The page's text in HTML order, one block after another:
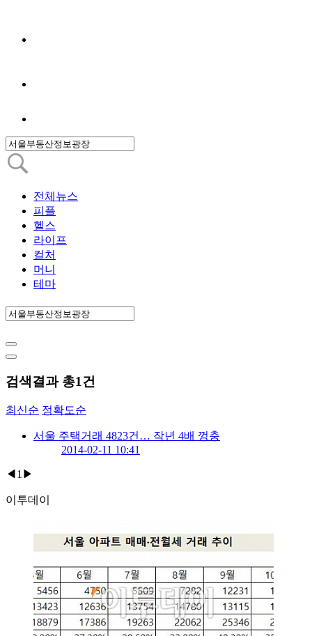
전체뉴스
피플
헬스
라이프
컬처
머니
테마
검색결과 총1건
최신순 정확도순
서울 주택거래 4823건… 작년 4배 껑충
2014-02-11 10:41
◀ 1 ▶
이투데이